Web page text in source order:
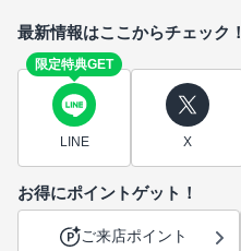
最新情報はここからチェック！
限定特典GET
LINE X
お得にポイントゲット！
ご来店ポイント